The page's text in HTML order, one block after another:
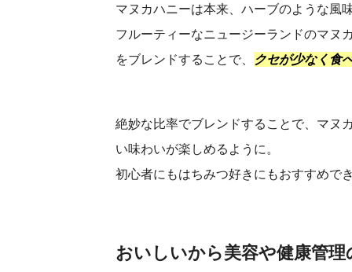
マヌカハニーは本来、ハーブのような風
フルーティーなニュージーランドのマヌ
をブレンドすることで、
クセが少なく食
絶妙な比率でブレンドすることで、マヌ
い味わいが楽しめるように。
初心者にもはちみつ好きにもおすすめで
おいしいから美容や健康管